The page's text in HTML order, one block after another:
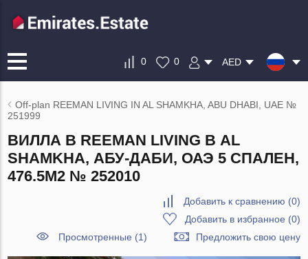
0 0 AED
Off-plan REEMAN LIVING IN AL SHAMKHA, ABU DHABI, UAE №
251999
ВИЛЛА В REEMAN LIVING В AL
SHAMKHA, АБУ-ДАБИ, ОАЭ 5 СПАЛЕН,
476.5М2 № 252010
Добавить к сравнению (0)
Добавить в избранное (0)
Просмотренные (1)
Предложить свою цену